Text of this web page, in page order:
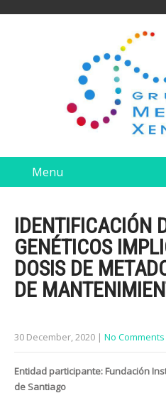
Menu
IDENTIFICACIÓN
GENÉTICOS
DOSIS DE
DE
30 December, 2020 | No Comments
Entidad participante: Fundación
de Santiago